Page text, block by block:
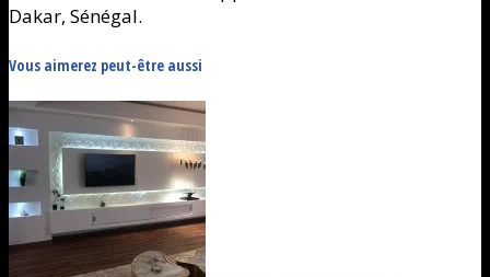
Dakar, Sénégal.
Vous aimerez peut-être aussi